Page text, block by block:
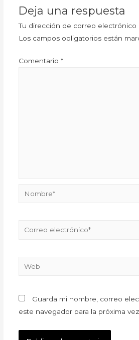
Deja una respuesta
Tu dirección de correo electrónico
Los campos obligatorios están
Comentario *
Guarda mi nombre, correo
este navegador para la próxima